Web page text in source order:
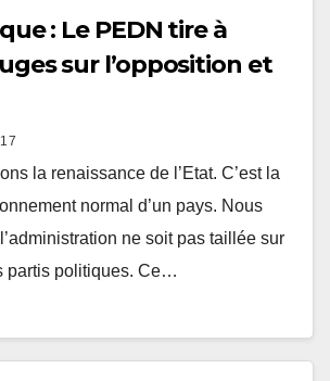
: Le PEDN tire à
sur l’opposition et
la renaissance de l’Etat. C’est la
normal d’un pays. Nous
ne soit pas taillée sur
partis politiques. Ce…